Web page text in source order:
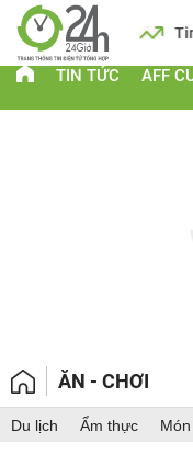
Lịch
TIN TỨC AFF
ĂN - CHƠI
Du lịch Ẩm thực